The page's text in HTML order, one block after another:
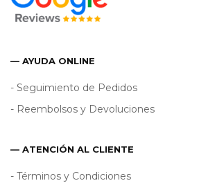
— AYUDA ONLINE
- Seguimiento de Pedidos
- Reembolsos y Devoluciones
— ATENCIÓN AL CLIENTE
- Términos y Condiciones